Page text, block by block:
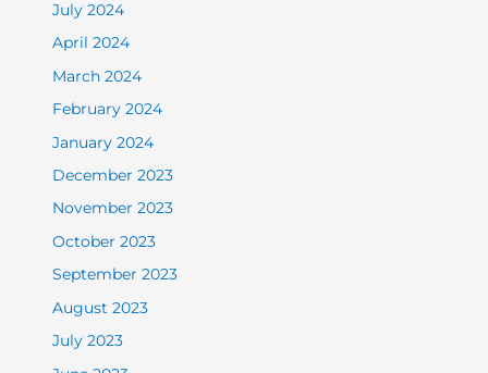
July 2024
April 2024
March 2024
February 2024
January 2024
December 2023
November 2023
October 2023
September 2023
August 2023
July 2023